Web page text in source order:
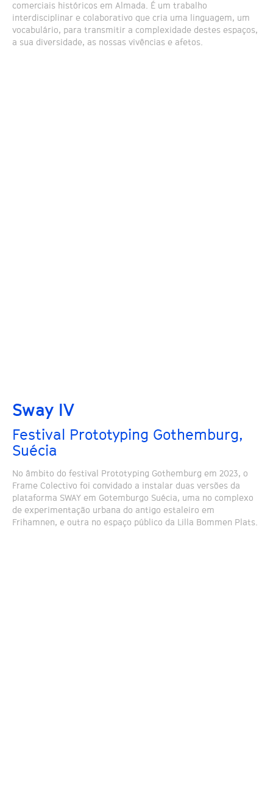
comerciais históricos em Almada. É um trabalho
interdisciplinar e colaborativo que cria uma linguagem, um
vocabulário, para transmitir a complexidade destes espaços,
a sua diversidade, as nossas vivências e afetos.
Sway IV
Festival Prototyping Gothemburg,
Suécia
No âmbito do festival Prototyping Gothemburg em 2023, o
Frame Colectivo foi convidado a instalar duas versões da
plataforma SWAY em Gotemburgo Suécia, uma no complexo
de experimentação urbana do antigo estaleiro em
Frihamnen, e outra no espaço público da Lilla Bommen Plats.